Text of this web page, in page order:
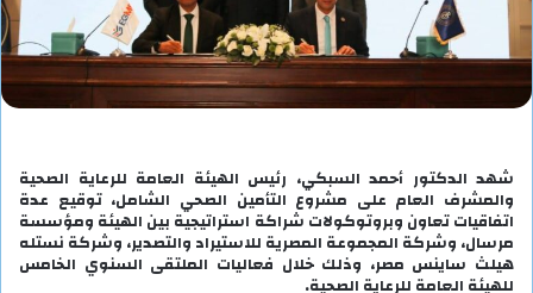
شهد الدكتور أحمد السبكي، رئيس الهيئة العامة للرعاية الصحية
والمشرف العام على مشروع التأمين الصحي الشامل، توقيع عدة
اتفاقيات تعاون وبروتوكولات شراكة استراتيجية بين الهيئة ومؤسسة
مرسال، وشركة المجموعة المصرية للاستيراد والتصدير، وشركة نستله
هيلث ساينس مصر، وذلك خلال فعاليات الملتقى السنوي الخامس
للهيئة العامة للرعاية الصحية.